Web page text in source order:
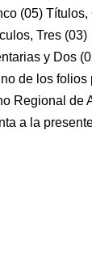
(05) Títulos,
Tres (03)
y Dos
de los
Regional de
a la